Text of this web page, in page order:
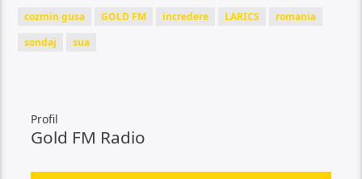
cozmin gusa
GOLD FM incredere LARICS
romania
sondaj
sua
Profil
Gold FM Radio